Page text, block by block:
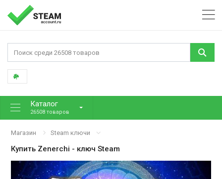
Каталог
26508 товаров
Магазин Steam ключи
Купить Zenerchi - ключ Steam